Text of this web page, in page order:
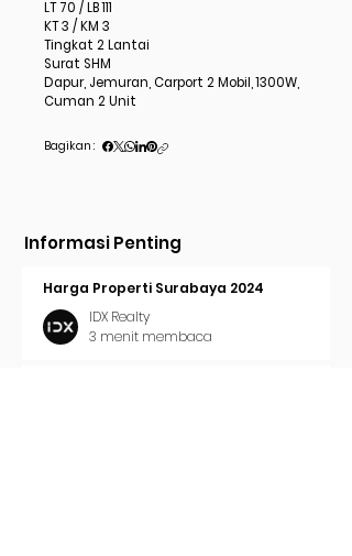
LT 70 / LB 111
KT 3 / KM 3
Tingkat 2 Lantai
Surat SHM
Dapur, Jemuran, Carport 2 Mobil, 1300W,
Cuman 2 Unit
Bagikan :
Informasi Penting
Harga Properti Surabaya 2024
IDX Realty
3 menit membaca